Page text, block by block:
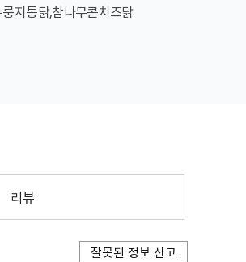
지통닭,참나무콘치즈닭
리뷰
잘못된 정보 신고